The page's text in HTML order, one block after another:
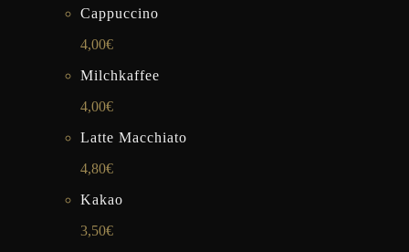
Cappuccino
4,00€
Milchkaffee
4,00€
Latte Macchiato
4,80€
Kakao
3,50€